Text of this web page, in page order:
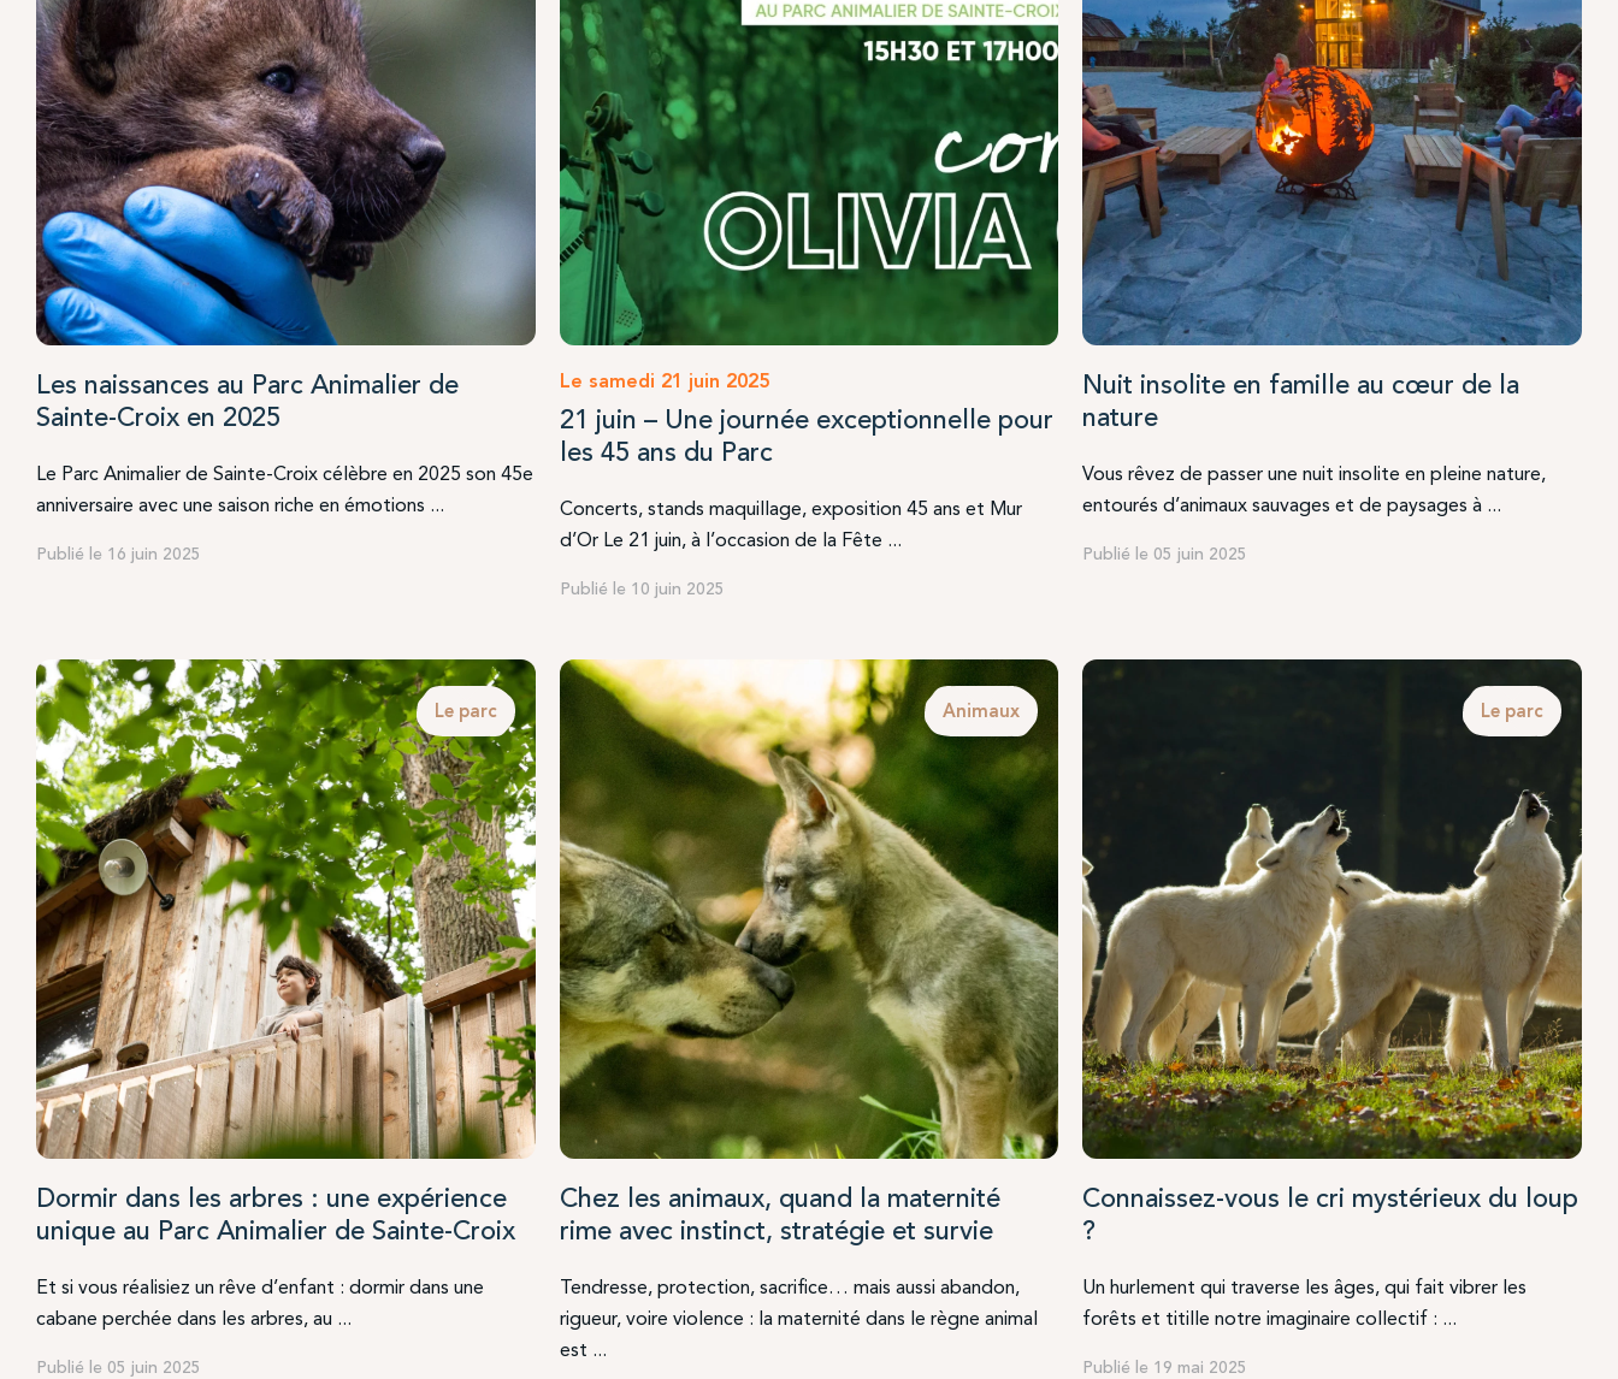
Les naissances au Parc Animalier de
Sainte-Croix en 2025
Le Parc Animalier de Sainte-Croix célèbre en 2025 son 45e
anniversaire avec une saison riche en émotions ...
Publié le 16 juin 2025
Le samedi 21 juin 2025
21 juin – Une journée exceptionnelle pour
les 45 ans du Parc
Concerts, stands maquillage, exposition 45 ans et Mur
d’Or Le 21 juin, à l’occasion de la Fête ...
Publié le 10 juin 2025
Nuit insolite en famille au cœur de la
nature
Vous rêvez de passer une nuit insolite en pleine nature,
entourés d’animaux sauvages et de paysages à ...
Publié le 05 juin 2025
Le parc
Dormir dans les arbres : une expérience
unique au Parc Animalier de Sainte-Croix
Et si vous réalisiez un rêve d’enfant : dormir dans une
cabane perchée dans les arbres, au ...
Publié le 05 juin 2025
Animaux
Chez les animaux, quand la maternité
rime avec instinct, stratégie et survie
Tendresse, protection, sacrifice… mais aussi abandon,
rigueur, voire violence : la maternité dans le règne animal
est ...
Le parc
Connaissez-vous le cri mystérieux du loup
?
Un hurlement qui traverse les âges, qui fait vibrer les
forêts et titille notre imaginaire collectif : ...
Publié le 19 mai 2025